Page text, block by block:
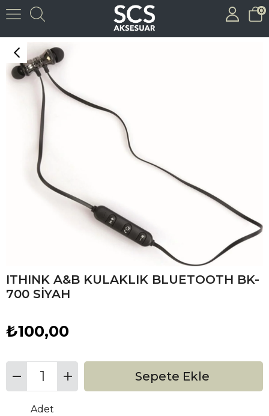
0
ITHINK A&B KULAKLIK BLUETOOTH BK-700 SİYAH
ITHINK A&B KULAKLIK BLUETOOTH BK-
700 SİYAH
₺100,00
Adet